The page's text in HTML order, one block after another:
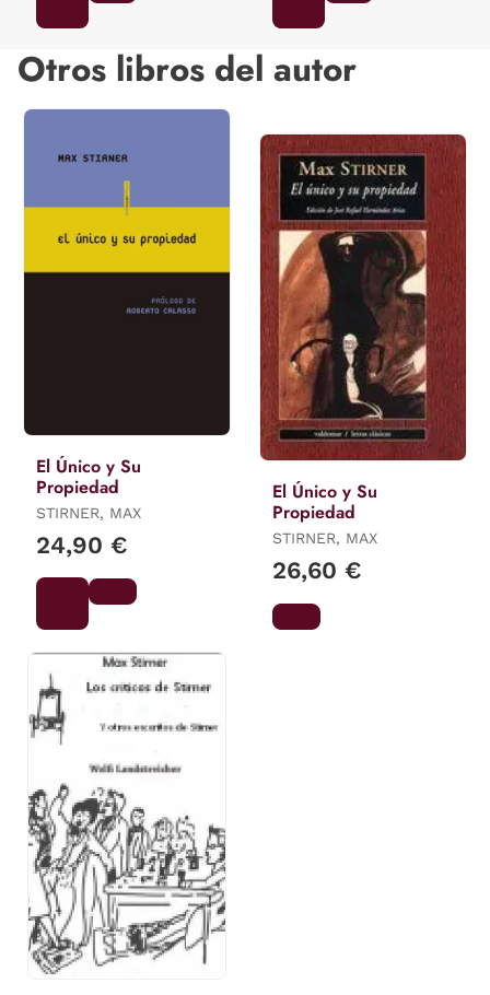
Otros libros del autor
El Único y Su
Propiedad
STIRNER, MAX
24,90 €
El Único y Su
Propiedad
STIRNER, MAX
26,60 €